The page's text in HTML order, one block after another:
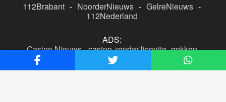
112Brabant - NoorderNieuws - GelreNieuws -
112Nederland
ADS:
Casino Nieuws-casino zonder licentie-gokken
buitenlandse site
beste online casino nederland